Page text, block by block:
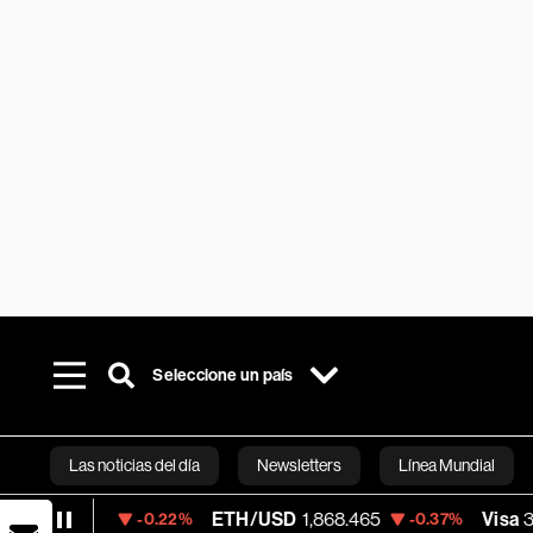
Seleccione un país
Las noticias del día Newsletters Línea Mundial
Bloomberg
ETH/USD 1,868.465 -0.37% Visa 369.59